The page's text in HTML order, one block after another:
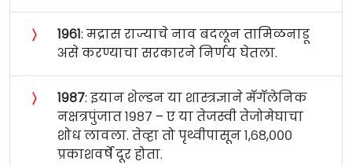
〉 १९६१: मद्रास राज्याचे नाव बदलून तामिळनाडू
असे करण्याचा सरकारने निर्णय घेतला.
〉 १९८७: इयान शेल्डन या शास्त्रज्ञाने मॅगॅलेनिक
नक्षत्रपुंजात १९८७ – ए या तेजस्वी तेजोमेघाचा
शोध लावला. तेव्हा तो पृथ्वीपासून १,६८,०००
प्रकाशवर्षे दूर होता.